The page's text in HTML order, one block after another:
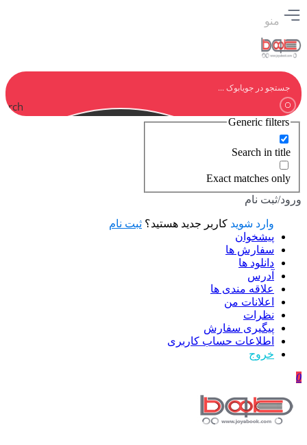
منو
Generic filters
Search in title
Exact matches only
ورود/ثبت نام
وارد شوید کاربر جدید هستید؟ ثبت نام
پیشخوان
سفارش ها
دانلود ها
آدرس
علاقه مندی ها
اعلانات من
نظرات
پیگیری سفارش
اطلاعات حساب كاربری
خروج
0